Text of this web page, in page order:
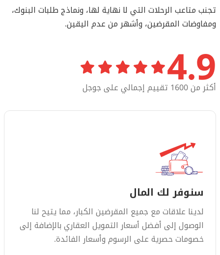
تجنب متاعب الرحلات التي لا نهاية لها، ونماذج طلبات البنوك،
ومفاوضات المقرضين، وأشهر من عدم اليقين.
4.9
أكثر من 1600 تقييم إجمالي على جوجل
سنوفر لك المال
لدينا علاقات مع جميع المقرضين الكبار، مما يتيح لنا
الوصول إلى أفضل أسعار التمويل العقاري بالإضافة إلى
خصومات حصرية على الرسوم وأسعار الفائدة.